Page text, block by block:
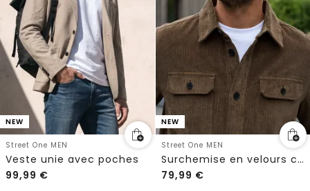
NEW
Street One MEN
Veste unie avec poches
99,99 €
NEW
Street One MEN
Surchemise en velours côtelé avec poches poitrine
79,99 €